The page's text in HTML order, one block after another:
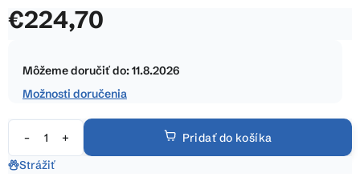
hviezdičiek.
€224,70
cena:
Môžeme doručiť do:11.8.2026
Možnosti doručenia
Pridať do košíka
Strážiť